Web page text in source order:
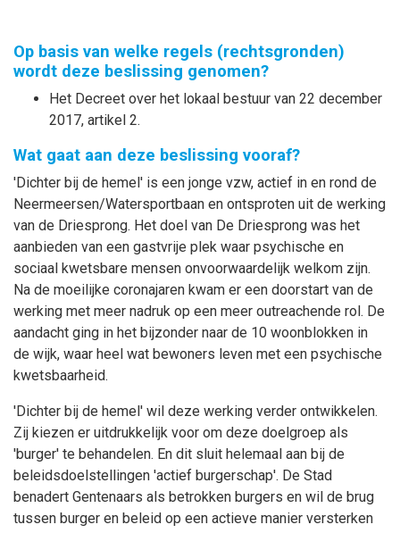
Op basis van welke regels (rechtsgronden)
wordt deze beslissing genomen?
Het Decreet over het lokaal bestuur van 22 december
2017, artikel 2.
Wat gaat aan deze beslissing vooraf?
'Dichter bij de hemel' is een jonge vzw, actief in en rond de
Neermeersen/Watersportbaan en ontsproten uit de werking
van de Driesprong. Het doel van De Driesprong was het
aanbieden van een gastvrije plek waar psychische en
sociaal kwetsbare mensen onvoorwaardelijk welkom zijn.
Na de moeilijke coronajaren kwam er een doorstart van de
werking met meer nadruk op een meer outreachende rol. De
aandacht ging in het bijzonder naar de 10 woonblokken in
de wijk, waar heel wat bewoners leven met een psychische
kwetsbaarheid.
'Dichter bij de hemel' wil deze werking verder ontwikkelen.
Zij kiezen er uitdrukkelijk voor om deze doelgroep als
'burger' te behandelen. En dit sluit helemaal aan bij de
beleidsdoelstellingen 'actief burgerschap'. De Stad
benadert Gentenaars als betrokken burgers en wil de brug
tussen burger en beleid op een actieve manier versterken